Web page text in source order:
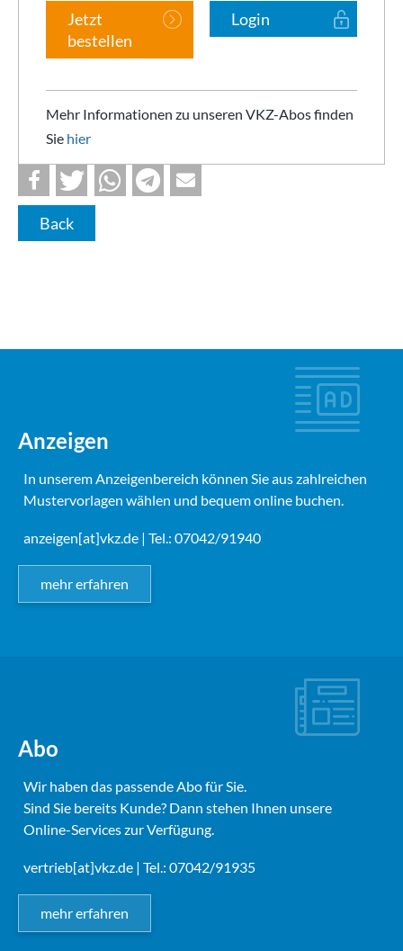
Jetzt
bestellen
Login
Mehr Informationen zu unseren VKZ-Abos finden
Sie hier
Back
Anzeigen
In unserem Anzeigenbereich können Sie aus zahlreichen
Mustervorlagen wählen und bequem online buchen.
anzeigen[at]vkz.de | Tel.: 07042/91940
mehr erfahren
Abo
Wir haben das passende Abo für Sie.
Sind Sie bereits Kunde? Dann stehen Ihnen unsere
Online-Services zur Verfügung.
vertrieb[at]vkz.de | Tel.: 07042/91935
mehr erfahren